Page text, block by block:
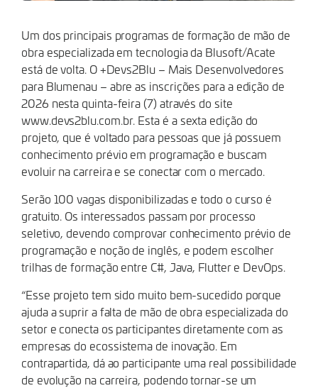
Um dos principais programas de formação de mão de
obra especializada em tecnologia da Blusoft/Acate
está de volta. O +Devs2Blu – Mais Desenvolvedores
para Blumenau – abre as inscrições para a edição de
2026 nesta quinta-feira (7) através do site
www.devs2blu.com.br. Esta é a sexta edição do
projeto, que é voltado para pessoas que já possuem
conhecimento prévio em programação e buscam
evoluir na carreira e se conectar com o mercado.
Serão 100 vagas disponibilizadas e todo o curso é
gratuito. Os interessados passam por processo
seletivo, devendo comprovar conhecimento prévio de
programação e noção de inglês, e podem escolher
trilhas de formação entre C#, Java, Flutter e DevOps.
“Esse projeto tem sido muito bem-sucedido porque
ajuda a suprir a falta de mão de obra especializada do
setor e conecta os participantes diretamente com as
empresas do ecossistema de inovação. Em
contrapartida, dá ao participante uma real possibilidade
de evolução na carreira, podendo tornar-se um